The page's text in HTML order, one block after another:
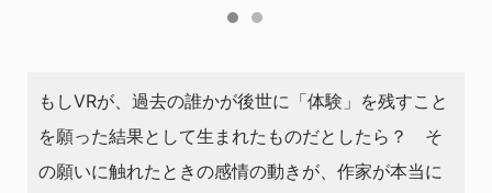
もしVRが、過去の誰かが後世に「体験」を残すこと
を願った結果として⽣まれたものだとしたら？ そ
の願いに触れたときの感情の動きが、作家が本当に